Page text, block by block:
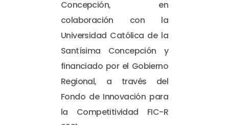
Concepción, en
colaboración con la
Universidad Católica de la
Santísima Concepción y
financiado por el Gobierno
Regional, a través del
Fondo de Innovación para
la Competitividad FIC-R